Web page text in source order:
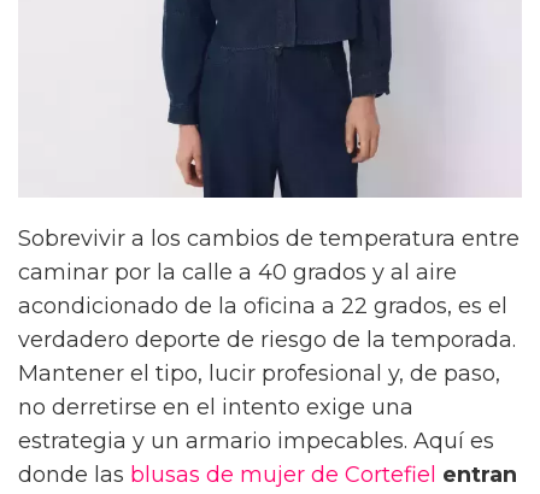
Sobrevivir a los cambios de temperatura entre
caminar por la calle a 40 grados y al aire
acondicionado de la oficina a 22 grados, es el
verdadero deporte de riesgo de la temporada.
Mantener el tipo, lucir profesional y, de paso,
no derretirse en el intento exige una
estrategia y un armario impecables. Aquí es
donde las blusas de mujer de Cortefiel entran